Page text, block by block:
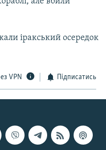
іракський осередок
VPN Підписатись